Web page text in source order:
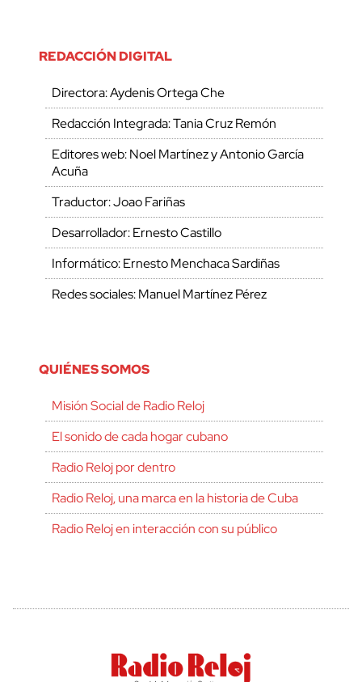
REDACCIÓN DIGITAL
Directora: Aydenis Ortega Che
Redacción Integrada: Tania Cruz Remón
Editores web: Noel Martínez y Antonio García
Acuña
Traductor: Joao Fariñas
Desarrollador: Ernesto Castillo
Informático: Ernesto Menchaca Sardiñas
Redes sociales: Manuel Martínez Pérez
QUIÉNES SOMOS
Misión Social de Radio Reloj
El sonido de cada hogar cubano
Radio Reloj por dentro
Radio Reloj, una marca en la historia de Cuba
Radio Reloj en interacción con su público